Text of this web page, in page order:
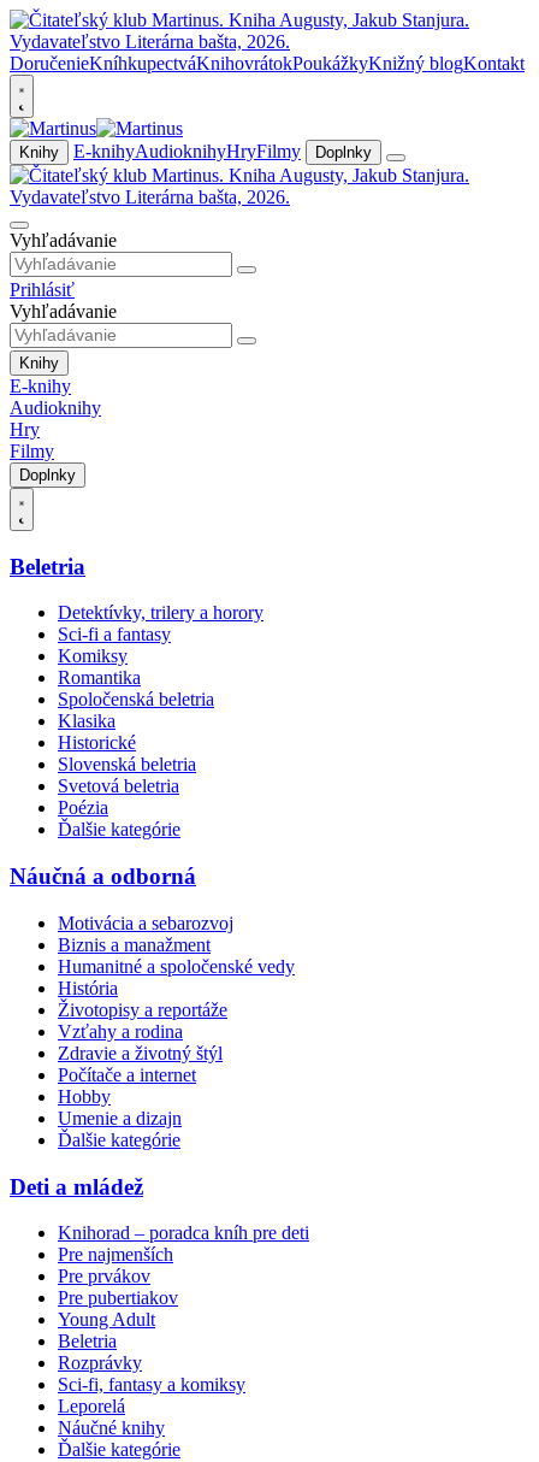
DoručenieKníhkupectváKnihovrátokPoukážkyKnižný blogKontakt
Knihy E-knihyAudioknihyHryFilmy Doplnky
Vyhľadávanie
Prihlásiť
Vyhľadávanie
Knihy
E-knihy
Audioknihy
Hry
Filmy
Doplnky
Beletria
Detektívky, trilery a horory
Sci-fi a fantasy
Komiksy
Romantika
Spoločenská beletria
Klasika
Historické
Slovenská beletria
Svetová beletria
Poézia
Ďalšie kategórie
Náučná a odborná
Motivácia a sebarozvoj
Biznis a manažment
Humanitné a spoločenské vedy
História
Životopisy a reportáže
Vzťahy a rodina
Zdravie a životný štýl
Počítače a internet
Hobby
Umenie a dizajn
Ďalšie kategórie
Deti a mládež
Knihorad – poradca kníh pre deti
Pre najmenších
Pre prvákov
Pre pubertiakov
Young Adult
Beletria
Rozprávky
Sci-fi, fantasy a komiksy
Leporelá
Náučné knihy
Ďalšie kategórie